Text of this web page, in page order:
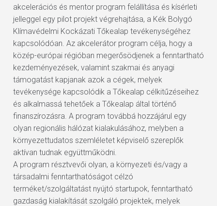
akcelerációs és mentor program felállítása és kísérleti
jelleggel egy pilot projekt végrehajtása, a Kék Bolygó
Klímavédelmi Kockázati Tőkealap tevékenységéhez
kapcsolódóan. Az akcelerátor program célja, hogy a
közép-európai régióban megerősödjenek a fenntartható
kezdeményezések, valamint szakmai és anyagi
támogatást kapjanak azok a cégek, melyek
tevékenysége kapcsolódik a Tőkealap célkitűzéseihez
és alkalmassá tehetőek a Tőkealap által történő
finanszírozásra. A program továbbá hozzájárul egy
olyan regionális hálózat kialakulásához, melyben a
környezettudatos szemléletet képviselő szereplők
aktívan tudnak együttműködni.
A program résztvevői olyan, a környezeti és/vagy a
társadalmi fenntarthatóságot célzó
terméket/szolgáltatást nyújtó startupok, fenntartható
gazdaság kialakítását szolgáló projektek, melyek